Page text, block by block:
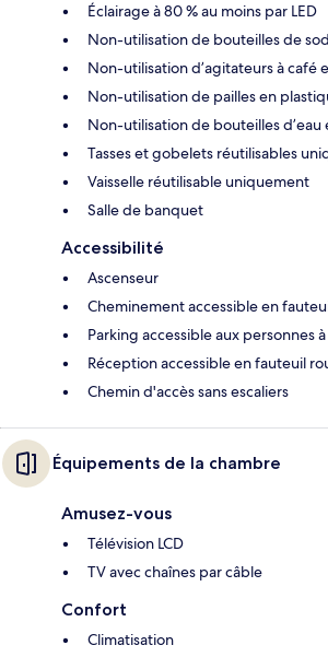
Éclairage à 80 % au moins par LED
Non-utilisation de bouteilles de
Non-utilisation d’agitateurs à café
Non-utilisation de pailles en
Non-utilisation de bouteilles d’eau
Tasses et gobelets réutilisables
Vaisselle réutilisable uniquement
Salle de banquet
Accessibilité
Ascenseur
Cheminement accessible en
Parking accessible aux personnes
Réception accessible en fauteuil
Chemin d'accès sans escaliers
Équipements de la chambre
Amusez-vous
Télévision LCD
TV avec chaînes par câble
Confort
Climatisation